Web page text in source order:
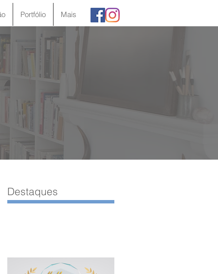
Portfólio Mais
Destaques